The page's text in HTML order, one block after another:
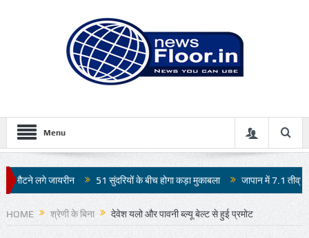
Menu
51 सुंदरियों के बीच होगा कड़ा मुकाबला जापान में 7.1 तीव्रता के भूकंप से भारी तबाही
HOME श्रेणी के बिना देवेश यलो और पावनी ब्ल्यू बेल्ट से हुई प्रमोट